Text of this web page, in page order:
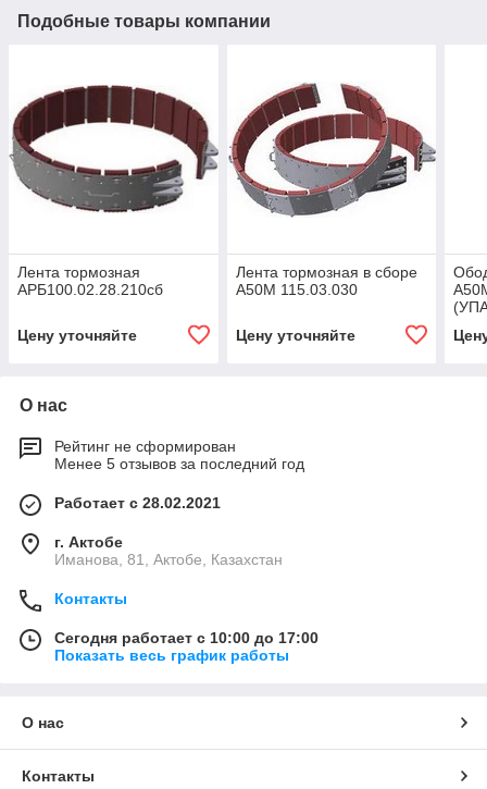
Подобные товары компании
Лента тормозная
АРБ100.02.28.210сб
Цену уточняйте
Лента тормозная в сборе
А50М 115.03.030
Цену уточняйте
О нас
Рейтинг не сформирован
Менее 5 отзывов за последний год
Работает с 28.02.2021
г. Актобе
Иманова, 81, Актобе, Казахстан
Контакты
Сегодня работает с 10:00 до 17:00
Показать весь график работы
О нас
Контакты